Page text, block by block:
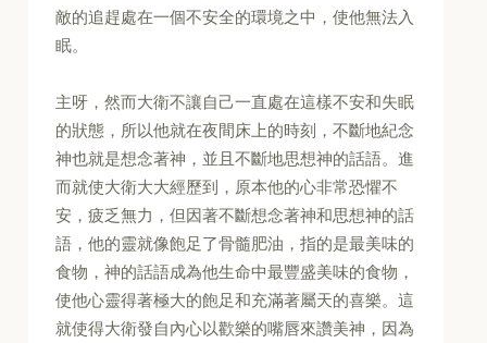
敵的追趕處在一個不安全的環境之中，使他無法入
眠。
主呀，然而大衛不讓自己一直處在這樣不安和失眠
的狀態，所以他就在夜間床上的時刻，不斷地紀念
神也就是想念著神，並且不斷地思想神的話語。進
而就使大衛大大經歷到，原本他的心非常恐懼不
安，疲乏無力，但因著不斷想念著神和思想神的話
語，他的靈就像飽足了骨髓肥油，指的是最美味的
食物，神的話語成為他生命中最豐盛美味的食物，
使他心靈得著極大的飽足和充滿著屬天的喜樂。這
就使得大衛發自內心以歡樂的嘴唇來讚美神，因為